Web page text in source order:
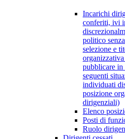
Incarichi
conferiti, ivi
politico
selezione e
pubblicare in
seguenti
individuati
posizione
dirigenziali)
Elenco
Posti di
Ruolo